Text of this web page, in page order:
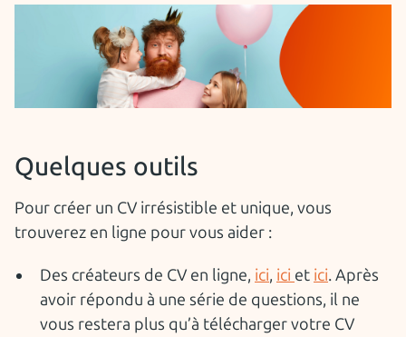
Quelques outils
Pour créer un CV irrésistible et unique, vous
trouverez en ligne pour vous aider :
Des créateurs de CV en ligne, ici, ici et ici. Après
avoir répondu à une série de questions, il ne
vous restera plus qu’à télécharger votre CV